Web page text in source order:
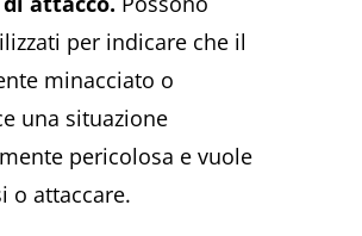
per indicare che il
minacciato o
una situazione
pericolosa e vuole
o attaccare.